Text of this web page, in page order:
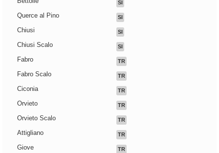
SI
Querce al Pino SI
Chiusi SI
Chiusi Scalo SI
Fabro TR
Fabro Scalo TR
Ciconia TR
Orvieto TR
Orvieto Scalo TR
Attigliano TR
Giove TR